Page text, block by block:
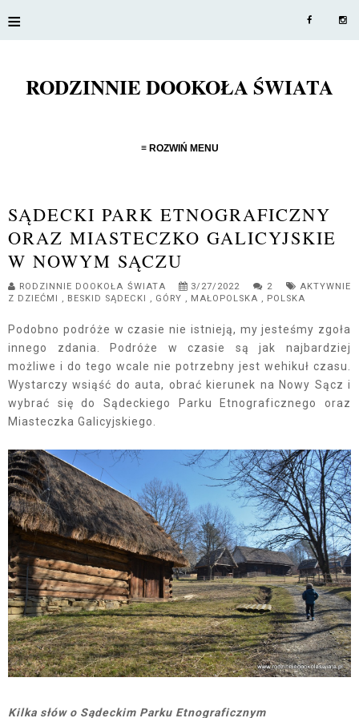
≡
RODZINNIE DOOKOŁA ŚWIATA
≡ ROZWIŃ MENU
SĄDECKI PARK ETNOGRAFICZNY
ORAZ MIASTECZKO GALICYJSKIE
W NOWYM SĄCZU
RODZINNIE DOOKOŁA ŚWIATA 3/27/2022 2
AKTYWNIE
Z DZIEĆMI , BESKID SĄDECKI , GÓRY , MAŁOPOLSKA , POLSKA
Podobno podróże w czasie nie istnieją, my jesteśmy zgoła
innego zdania. Podróże w czasie są jak najbardziej
możliwe i do tego wcale nie potrzebny jest wehikuł czasu.
Wystarczy wsiąść do auta, obrać kierunek na Nowy Sącz i
wybrać się do Sądeckiego Parku Etnograficznego oraz
Miasteczka Galicyjskiego.
Kilka słów o Sądeckim Parku Etnograficznym